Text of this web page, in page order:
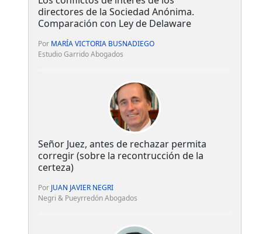
directores de la Sociedad Anónima.
Comparación con Ley de Delaware
Por MARÍA VICTORIA BUSNADIEGO
Estudio Garrido Abogados
Señor Juez, antes de rechazar permita
corregir (sobre la recontrucción de la
certeza)
Por JUAN JAVIER NEGRI
Negri & Pueyrredón Abogados